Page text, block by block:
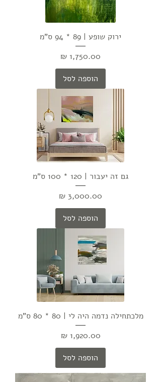
ירוק שופע | 89 * 94 ס"מ
מחיר
הוספה לסל
גם זה יעבור | 120 * 100 ס"מ
מחיר
הוספה לסל
מלכתחילה נדמה היה לי | 80 * 80 ס"מ
מחיר
הוספה לסל